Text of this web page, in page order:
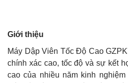
Giới thiệu
Máy Dập Viên Tốc Độ Cao
chính xác cao, tốc độ và sự kết
cao của nhiều năm kinh